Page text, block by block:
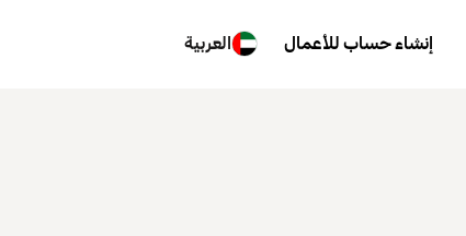
إنشاء حساب للأعمال العربية